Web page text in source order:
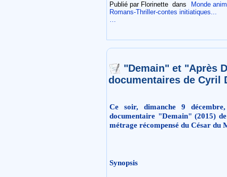
Publié par Florinette dans
Monde
Romans-Thriller-contes initiatiques...
…
"Demain" et "Après
documentaires de Cyril
Ce soir, dimanche 9
documentaire "Demain" (2015)
métrage récompensé du César
Synopsis